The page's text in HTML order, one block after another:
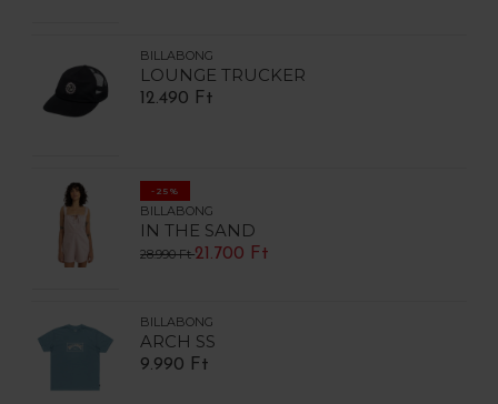
BILLABONG
LOUNGE TRUCKER
12.490 Ft
-25%
BILLABONG
IN THE SAND
28.990 Ft21.700 Ft
BILLABONG
ARCH SS
9.990 Ft